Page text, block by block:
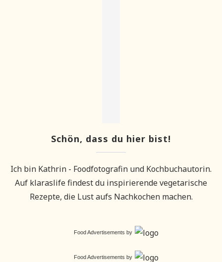
Schön, dass du hier bist!
Ich bin Kathrin - Foodfotografin und Kochbuchautorin.
Auf klaraslife findest du inspirierende vegetarische
Rezepte, die Lust aufs Nachkochen machen.
Food Advertisements by
Food Advertisements by